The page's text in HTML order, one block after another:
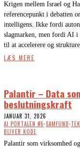
Krigen mellem Israel og
referencepunkt i debatten
intelligens. Ikke fordi
slagmarken, men fordi AI i
til at accelerere og
LÆS MERE
Palantir – Data
beslutningskraft
JANUAR 31, 2026
AI PORTALEN #6·SAMFUND·
BLIVER KODE
Palantir som virksomhed